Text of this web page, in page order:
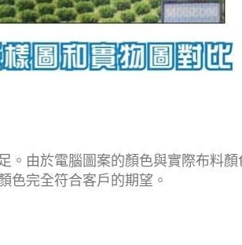
由於電腦圖案的顏色與實際布料
色完全符合客戶的期望。